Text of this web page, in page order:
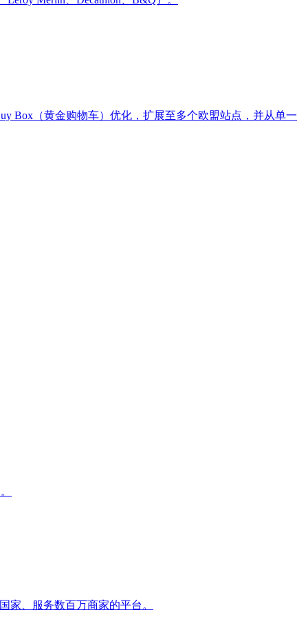
Box（黄金购物车）优化，扩展至多个欧盟站点，并从单一
家、服务数百万商家的平台。